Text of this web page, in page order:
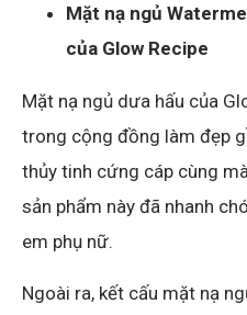
Mặt nạ ngủ
của Glow Recipe
Mặt nạ ngủ dưa hấu của
trong cộng đồng làm đẹp
thủy tinh cứng cáp cùng
sản phẩm này đã nhanh
em phụ nữ.
Ngoài ra, kết cấu mặt nạ